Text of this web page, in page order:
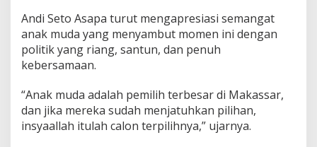
Andi Seto Asapa turut mengapresiasi semangat
anak muda yang menyambut momen ini dengan
politik yang riang, santun, dan penuh
kebersamaan.
“Anak muda adalah pemilih terbesar di Makassar,
dan jika mereka sudah menjatuhkan pilihan,
insyaallah itulah calon terpilihnya,” ujarnya.